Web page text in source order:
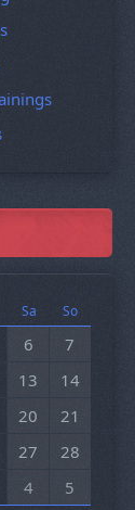
Sa So
6
7
13
14
20
21
27
28
4 5